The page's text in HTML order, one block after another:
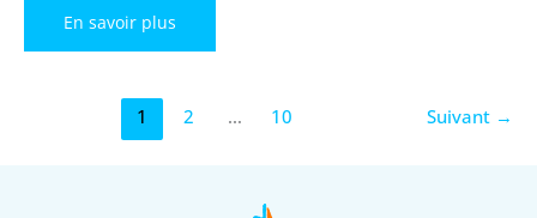
Entretien
Climatisation
Performance
Durabilité
En savoir plus
1 2 … 10 Suivant →